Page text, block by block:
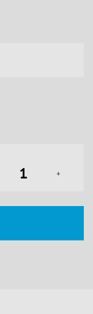
+